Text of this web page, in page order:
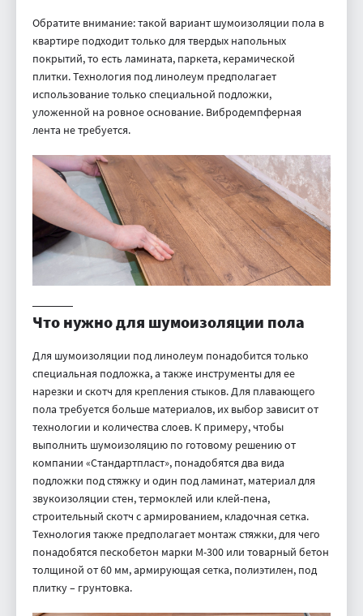
Обратите внимание: такой вариант шумоизоляции пола в
квартире подходит только для твердых напольных
покрытий, то есть ламината, паркета, керамической
плитки. Технология под линолеум предполагает
использование только специальной подложки,
уложенной на ровное основание. Вибродемпферная
лента не требуется.
Что нужно для шумоизоляции пола
Для шумоизоляции под линолеум понадобится только
специальная подложка, а также инструменты для ее
нарезки и скотч для крепления стыков. Для плавающего
пола требуется больше материалов, их выбор зависит от
технологии и количества слоев. К примеру, чтобы
выполнить шумоизоляцию по готовому решению от
компании «Стандартпласт», понадобятся два вида
подложки под стяжку и один под ламинат, материал для
звукоизоляции стен, термоклей или клей-пена,
строительный скотч с армированием, кладочная сетка.
Технология также предполагает монтаж стяжки, для чего
понадобятся пескобетон марки М-300 или товарный бетон
толщиной от 60 мм, армирующая сетка, полиэтилен, под
плитку – грунтовка.